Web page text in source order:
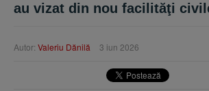
au vizat din nou facilităţi
Autor: Valeriu Dănilă 3 iun 2026